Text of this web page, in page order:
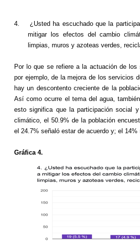
4.
¿Usted ha escuchado que la
mitigar los efectos del cambio
limpias, muros y azoteas verdes,
Por lo que se refiere a la actuación de
por ejemplo, de la mejora de los servicios
hay un descontento creciente de la
Así como ocurre el tema del agua,
esto significa que la participación social
climático, el 50.9% de la población
el 24.7% señaló estar de acuerdo y; el
Gráfica 4.